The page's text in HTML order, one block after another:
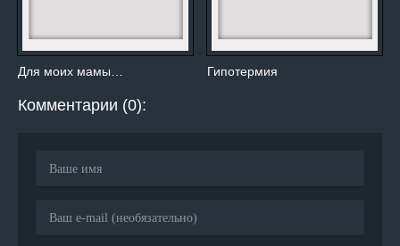
Для моих мамы… Гипотермия
Комментарии (0):